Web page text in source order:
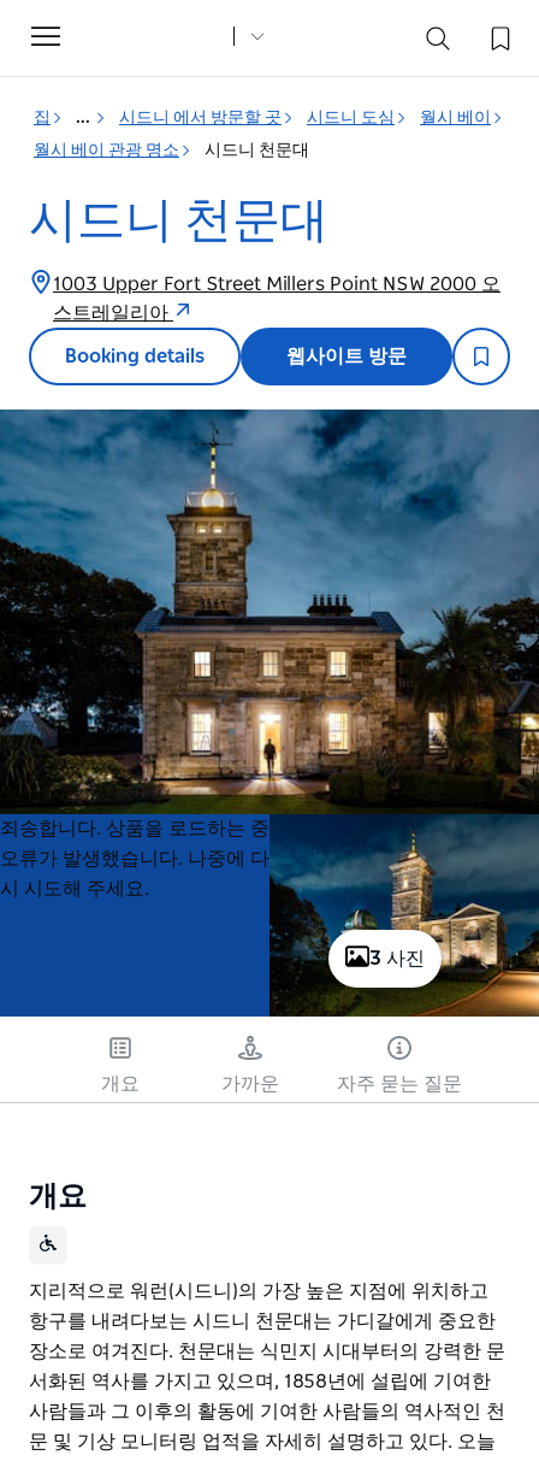
Toggle
navigation
집 ... 시드니 에서 방문할 곳 시드니 도심
월시 베이
월시 베이 관광 명소
시드니 천문대
시드니 천문대
1003 Upper Fort Street Millers Point NSW 2000 오
스트레일리아
Booking details 웹사이트 방문
3 사진
Product
List
Product
List
죄송합니다. 상품을 로드하는 중
오류가 발생했습니다. 나중에 다
시 시도해 주세요.
개요 가까운 자주 묻는 질문
개요
지리적으로 워런(시드니)의 가장 높은 지점에 위치하고
항구를 내려다보는 시드니 천문대는 가디갈에게 중요한
장소로 여겨진다. 천문대는 식민지 시대부터의 강력한 문
서화된 역사를 가지고 있으며, 1858년에 설립에 기여한
사람들과 그 이후의 활동에 기여한 사람들의 역사적인 천
문 및 기상 모니터링 업적을 자세히 설명하고 있다. 오늘